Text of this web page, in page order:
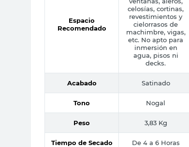
Espacio
Recomendado
celosías, cortinas,
revestimientos y
cielorrasos de
machimbre, vigas,
etc. No apto para
inmersión en
agua, pisos ni
decks.
Acabado Satinado
Tono Nogal
Peso 3,83 Kg
Tiempo de Secado De 4 a 6 Horas